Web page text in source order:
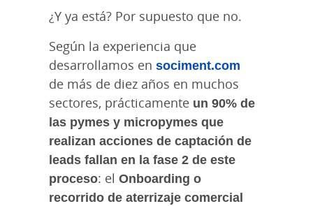
¿Y ya está? Por supuesto que no.
Según la experiencia que
desarrollamos en sociment.com
de más de diez años en muchos
sectores, prácticamente un 90% de
las pymes y micropymes que
realizan acciones de captación de
leads fallan en la fase 2 de este
proceso: el Onboarding o
recorrido de aterrizaje comercial